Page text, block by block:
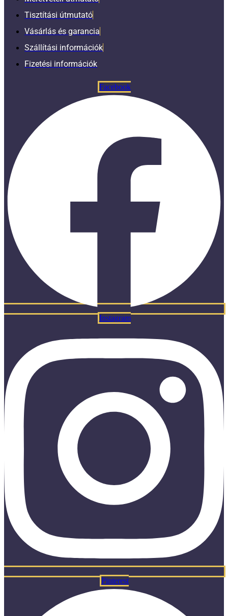
Tisztítási útmutató
Vásárlás és garancia
Szállítási információk
Fizetési információk
Facebook
Instagram
Pinterest